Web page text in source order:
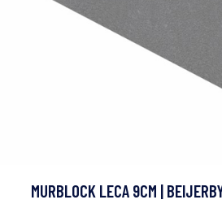
MURBLOCK LECA 9CM |